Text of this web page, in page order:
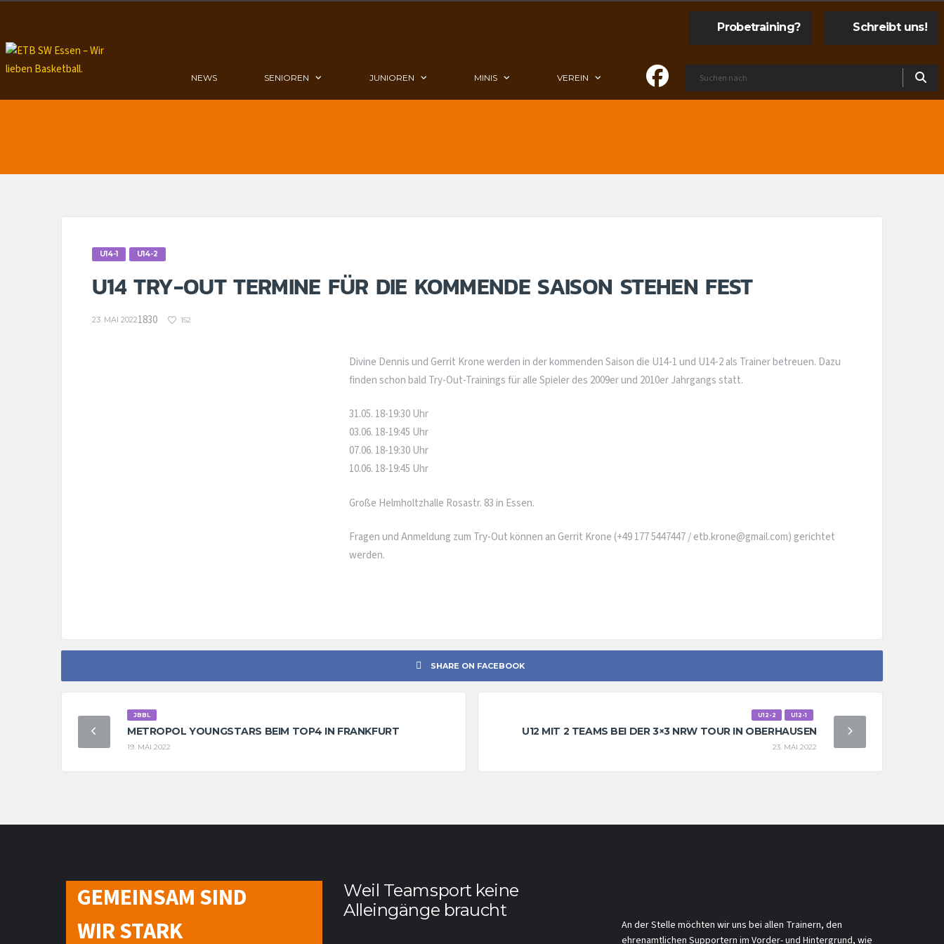
Probetraining? Schreibt uns!
NEWS SENIOREN JUNIOREN MINIS VEREIN
U14-1 U14-2
U14 TRY-OUT TERMINE FÜR DIE KOMMENDE SAISON STEHEN FEST
23. MAI 20221830 152
Divine Dennis und Gerrit Krone werden in der kommenden Saison die U14-1 und U14-2 als Trainer betreuen. Dazu
finden schon bald Try-Out-Trainings für alle Spieler des 2009er und 2010er Jahrgangs statt.
31.05. 18-19:30 Uhr
03.06. 18-19:45 Uhr
07.06. 18-19:30 Uhr
10.06. 18-19:45 Uhr
Große Helmholtzhalle Rosastr. 83 in Essen.
Fragen und Anmeldung zum Try-Out können an Gerrit Krone (+49 177 5447447 / etb.krone@gmail.com) gerichtet
werden.
SHARE ON FACEBOOK
JBBL
METROPOL YOUNGSTARS BEIM TOP4 IN FRANKFURT
19. MAI 2022
U12-1
U12-2
U12 MIT 2 TEAMS BEI DER 3×3 NRW TOUR IN OBERHAUSEN
23. MAI 2022
GEMEINSAM SIND
WIR STARK
Weil Teamsport keine
Alleingänge braucht
An der Stelle möchten wir uns bei allen Trainern, den
ehrenamtlichen Supportern im Vorder- und Hintergrund, wie